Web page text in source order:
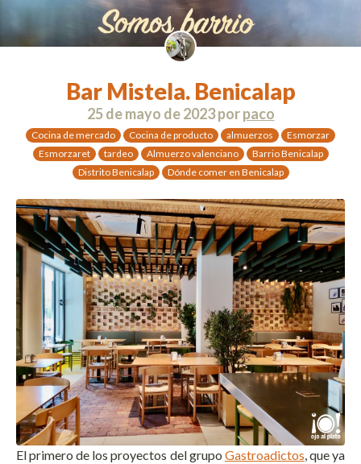
Bar Mistela. Benicalap
25 de mayo de 2023porpaco
Cocina de mercado Cocina de producto almuerzos
Esmorzar
Esmorzaret
tardeo Almuerzo valenciano
Barrio Benicalap
Distrito Benicalap
Dónde comer en Benicalap
El primero de los proyectos del grupo Gastroadictos, que ya